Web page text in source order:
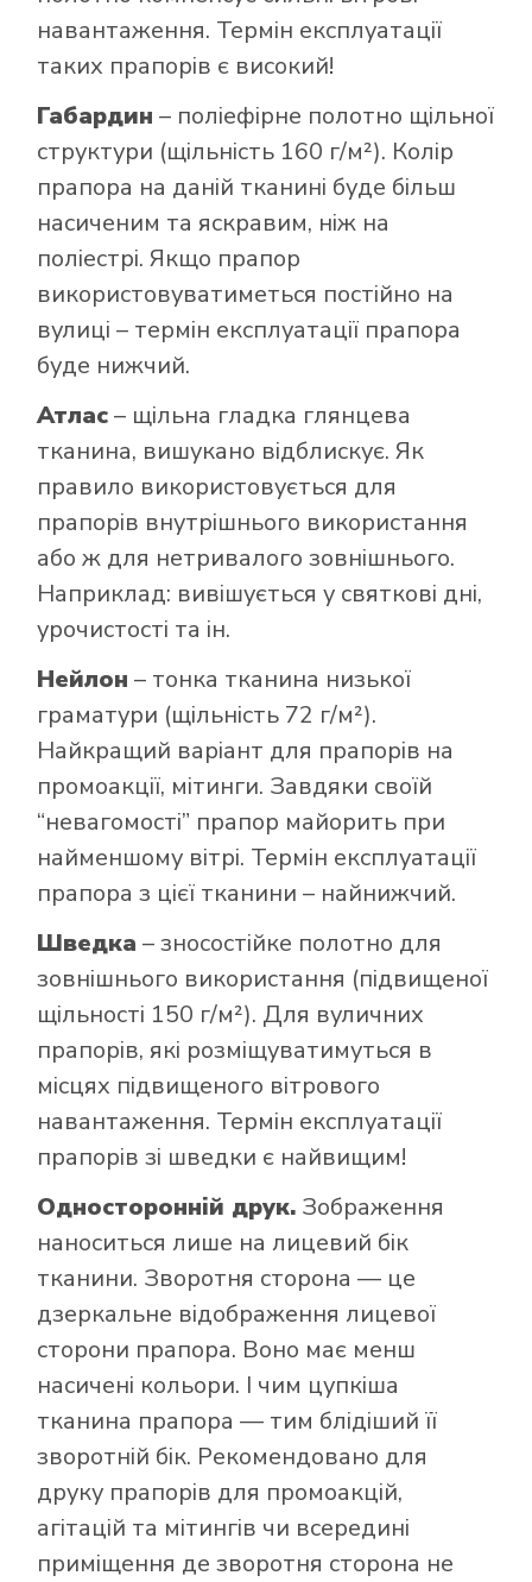
навантаження. Термін експлуатації
таких прапорів є високий!
Габардин – поліефірне полотно щільної
структури (щільність 160 г/м²). Колір
прапора на даній тканині буде більш
насиченим та яскравим, ніж на
поліестрі. Якщо прапор
використовуватиметься постійно на
вулиці – термін експлуатації прапора
буде нижчий.
Атлас– щільна гладка глянцева
тканина, вишукано відблискує. Як
правило використовується для
прапорів внутрішнього використання
або ж для нетривалого зовнішнього.
Наприклад: вивішується у святкові дні,
урочистості та ін.
Нейлон – тонка тканина низької
граматури (щільність 72 г/м²).
Найкращий варіант для прапорів на
промоакції, мітинги. Завдяки своїй
“невагомості” прапор майорить при
найменшому вітрі. Термін експлуатації
прапора з цієї тканини – найнижчий.
Шведка – зносостійке полотно для
зовнішнього використання (підвищеної
щільності 150 г/м²). Для вуличних
прапорів, які розміщуватимуться в
місцях підвищеного вітрового
навантаження. Термін експлуатації
прапорів зі шведки є найвищим!
Односторонній друк. Зображення
наноситься лише на лицевий бік
тканини. Зворотня сторона — це
дзеркальне відображення лицевої
сторони прапора. Воно має менш
насичені кольори. І чим цупкіша
тканина прапора — тим блідіший її
зворотній бік. Рекомендовано для
друку прапорів для промоакцій,
агітацій та мітингів чи всередині
приміщення де зворотня сторона не